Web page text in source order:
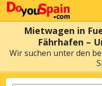
Mietwagen in
Fährhafen –
Wir suchen unter den